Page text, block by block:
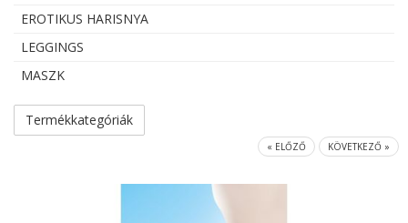
EROTIKUS HARISNYA
LEGGINGS
MASZK
Termékkategóriák
« ELŐZŐ KÖVETKEZŐ »